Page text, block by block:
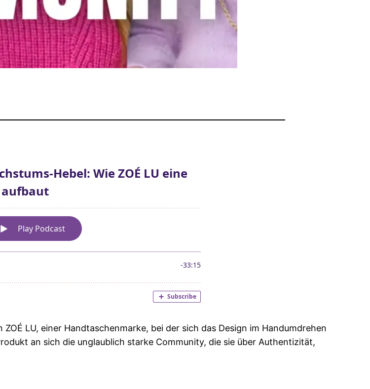
LU, einer Handtaschenmarke, bei der sich das Design im Handumdrehen
an sich die unglaublich starke Community, die sie über Authentizität,